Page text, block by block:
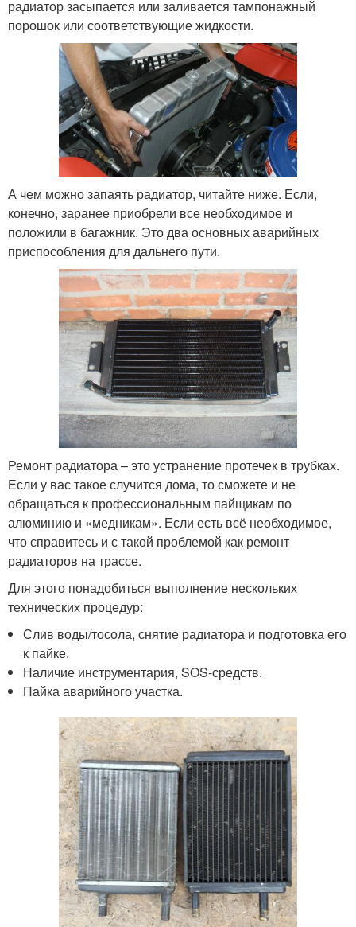
радиатор засыпается или заливается тампонажный
порошок или соответствующие жидкости.
А чем можно запаять радиатор, читайте ниже. Если,
конечно, заранее приобрели все необходимое и
положили в багажник. Это два основных аварийных
приспособления для дальнего пути.
Ремонт радиатора – это устранение протечек в трубках.
Если у вас такое случится дома, то сможете и не
обращаться к профессиональным пайщикам по
алюминию и «медникам». Если есть всё необходимое,
что справитесь и с такой проблемой как ремонт
радиаторов на трассе.
Для этого понадобиться выполнение нескольких
технических процедур:
Слив воды/тосола, снятие радиатора и подготовка его
к пайке.
Наличие инструментария, SOS-средств.
Пайка аварийного участка.